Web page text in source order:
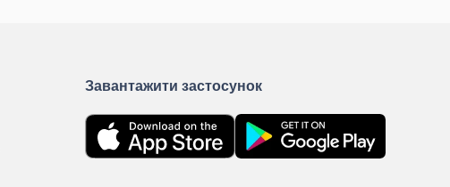
Завантажити застосунок